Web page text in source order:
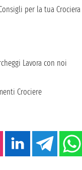
per la tua Crociera
Lavora con noi
Crociere